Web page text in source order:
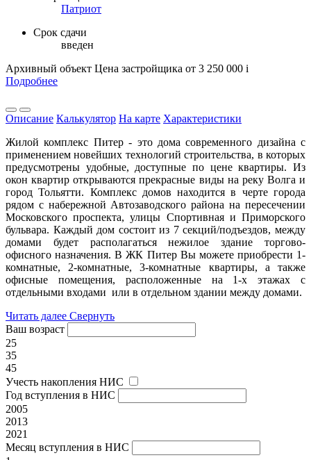
Патриот
Срок сдачи
введен
Архивный объект Цена застройщика от 3 250 000 i
Подробнее
Описание Калькулятор На карте Характеристики
Жилой комплекс Питер - это дома современного дизайна с
применением новейших технологий строительства, в которых
предусмотрены удобные, доступные по цене квартиры. Из
окон квартир открываются прекрасные виды на реку Волга и
город Тольятти. Комплекс домов находится в черте города
рядом с набережной Автозаводского района на пересечении
Московского проспекта, улицы Спортивная и Приморского
бульвара. Каждый дом состоит из 7 секций/подъездов, между
домами будет располагаться нежилое здание торгово-
офисного назначения. В ЖК Питер Вы можете приобрести 1-
комнатные, 2-комнатные, 3-комнатные квартиры, а также
офисные помещения, расположенные на 1-х этажах с
отдельными входами или в отдельном здании между домами.
Читать далее Свернуть
Ваш возраст
25
35
45
Учесть накопления НИС
Год вступления в НИС
2005
2013
2021
Месяц вступления в НИС